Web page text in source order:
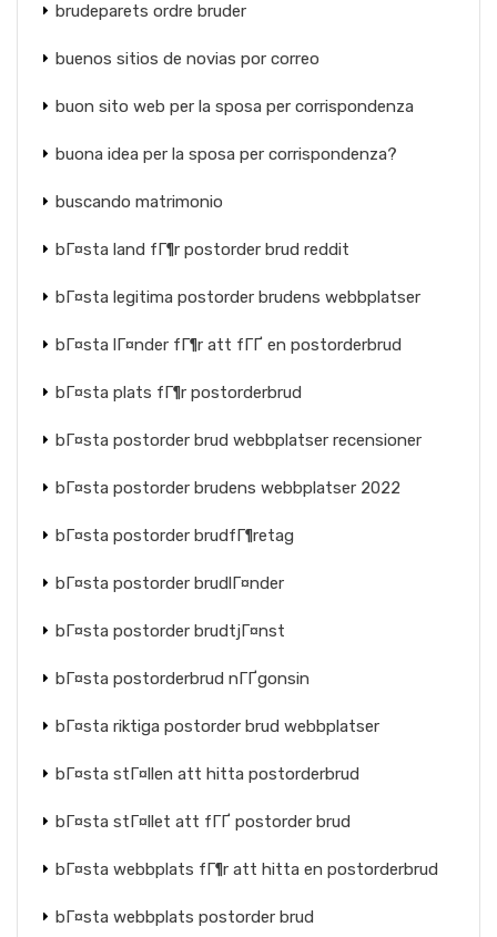
brudeparets ordre bruder
buenos sitios de novias por correo
buon sito web per la sposa per corrispondenza
buona idea per la sposa per corrispondenza?
buscando matrimonio
bГ¤sta land fГ¶r postorder brud reddit
bГ¤sta legitima postorder brudens webbplatser
bГ¤sta lГ¤nder fГ¶r att fГҐ en postorderbrud
bГ¤sta plats fГ¶r postorderbrud
bГ¤sta postorder brud webbplatser recensioner
bГ¤sta postorder brudens webbplatser 2022
bГ¤sta postorder brudfГ¶retag
bГ¤sta postorder brudlГ¤nder
bГ¤sta postorder brudtjГ¤nst
bГ¤sta postorderbrud nГҐgonsin
bГ¤sta riktiga postorder brud webbplatser
bГ¤sta stГ¤llen att hitta postorderbrud
bГ¤sta stГ¤llet att fГҐ postorder brud
bГ¤sta webbplats fГ¶r att hitta en postorderbrud
bГ¤sta webbplats postorder brud